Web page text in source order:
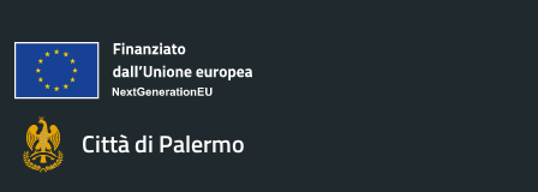
Città di Palermo